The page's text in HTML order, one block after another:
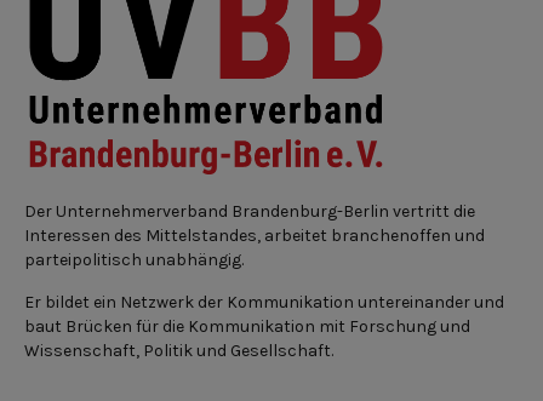
Der Unternehmerverband Brandenburg-Berlin vertritt die
Interessen des Mittelstandes, arbeitet branchenoffen und
parteipolitisch unabhängig.
Er bildet ein Netzwerk der Kommunikation untereinander und
baut Brücken für die Kommunikation mit Forschung und
Wissenschaft, Politik und Gesellschaft.